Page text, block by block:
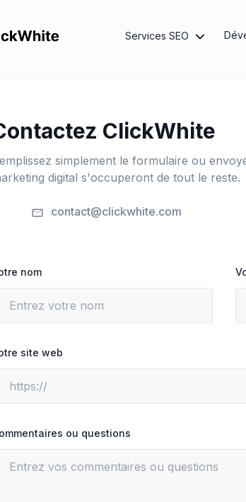
Services SEO
ClickWhite
simplement le formulaire ou
digital s'occuperont de tout le reste.
contact@clickwhite.com
nom
site web
ou questions